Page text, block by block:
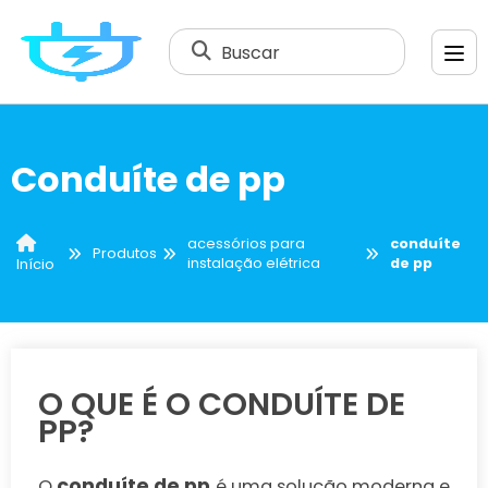
Buscar
Conduíte de pp
Início
Produtos
acessórios para
instalação elétrica
conduíte
de pp
O QUE É O CONDUÍTE DE
PP?